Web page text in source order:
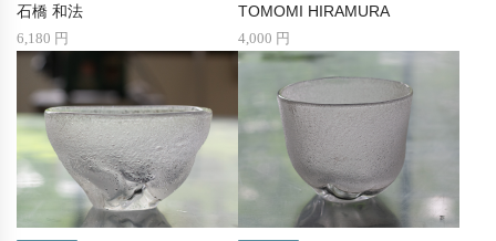
石橋 和法
6,180 円
TOMOMI HIRAMURA
4,000 円